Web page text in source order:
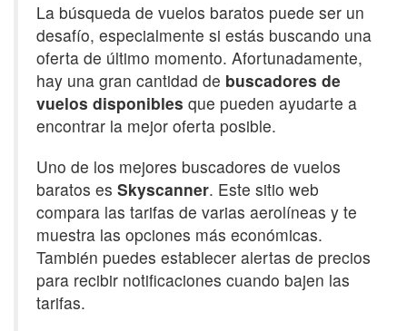
La búsqueda de vuelos baratos puede ser un
desafío, especialmente si estás buscando una
oferta de último momento. Afortunadamente,
hay una gran cantidad de buscadores de
vuelos disponibles que pueden ayudarte a
encontrar la mejor oferta posible.
Uno de los mejores buscadores de vuelos
baratos es Skyscanner. Este sitio web
compara las tarifas de varias aerolíneas y te
muestra las opciones más económicas.
También puedes establecer alertas de precios
para recibir notificaciones cuando bajen las
tarifas.